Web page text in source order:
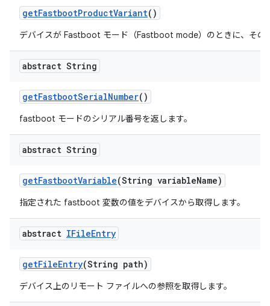
getFastbootProductVariant()
デバイスが Fastboot モード（Fastboot mode）のときに、その
abstract String
getFastbootSerialNumber()
fastboot モードのシリアル番号を返します。
abstract String
getFastbootVariable(String variableName)
指定された fastboot 変数の値をデバイスから取得します。
abstract IFileEntry
getFileEntry(String path)
デバイス上のリモート ファイルへの参照を取得します。